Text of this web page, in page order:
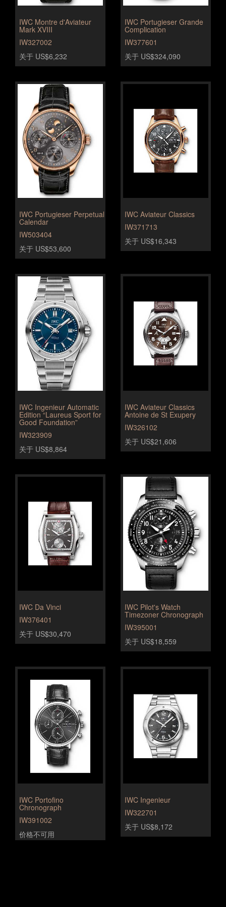
IWC Montre d'Aviateur
Mark XVIII
IW327002
关于 US$6,232
IWC Portugieser Grande
Complication
IW377601
关于 US$324,090
IWC Portugieser Perpetual
Calendar
IW503404
关于 US$53,600
IWC Aviateur Classics
IW371713
关于 US$16,343
IWC Ingenieur Automatic
Edition “Laureus Sport for
Good Foundation”
IW323909
关于 US$8,864
IWC Aviateur Classics
Antoine de St Exupery
IW326102
关于 US$21,606
IWC Da Vinci
IW376401
关于 US$30,470
IWC Pilot's Watch
Timezoner Chronograph
IW395001
关于 US$18,559
IWC Portofino
Chronograph
IW391002
价格不可用
IWC Ingenieur
IW322701
关于 US$8,172